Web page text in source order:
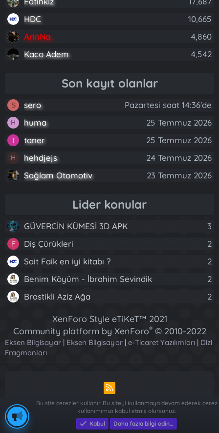
HDC
10,665
ArinNa
4,860
Kaco Adem
4,542
Son kayıt olanlar
S sero Pazartesi saat 14:36'de
H huma 25 Temmuz 2026
T taner 25 Temmuz 2026
H hehdjejs
24 Temmuz 2026
Sağlam Otomotiv
23 Temmuz 2026
Lider konular
GÜVERCİN KÜMESİ 3D APK 3
E Diş Çürükleri
2
Sait Faik en iyi kitabı ?
2
Benim Köyüm - İbrahim Sevindik
2
Brastikli Aziz Ağa
2
XenForo Style eTiKeT™ 2021
Community platform by XenForo® © 2010-2022
XenForo Ltd.
[XGT] Forum statistics system
Eksen Bilgisayar | Eksen Bilgisayar | e-Ticaret Yazılımları | Dizi
Fragmanları
R
S
Piese Auto Dacia Arges-Piese Auto Dacia Arges-Renault ve
Dacia Yedek Parça - Sağlam Otomotiv
Bu site çerezler kullanır. Bu siteyi kullanmaya devam ederek çerez
kullanımımızı kabul etmiş olursunuz.
Kabul
Daha fazla bilgi edin…